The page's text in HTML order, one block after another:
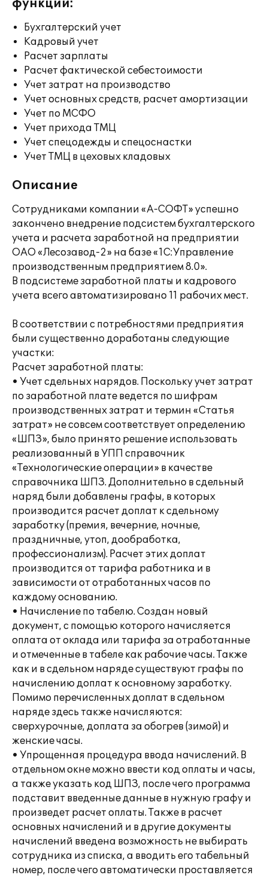
функции:
Бухгалтерский учет
Кадровый учет
Расчет зарплаты
Расчет фактической себестоимости
Учет затрат на производство
Учет основных средств, расчет амортизации
Учет по МСФО
Учет прихода ТМЦ
Учет спецодежды и спецоснастки
Учет ТМЦ в цеховых кладовых
Описание
Сотрудниками компании «А-СОФТ» успешно
закончено внедрение подсистем бухгалтерского
учета и расчета заработной на предприятии
ОАО «Лесозавод-2» на базе «1С:Управление
производственным предприятием 8.0».
В подсистеме заработной платы и кадрового
учета всего автоматизировано 11 рабочих мест.
В соответствии с потребностями предприятия
были существенно доработаны следующие
участки:
Расчет заработной платы:
• Учет сдельных нарядов. Поскольку учет затрат
по заработной плате ведется по шифрам
производственных затрат и термин «Статья
затрат» не совсем соответствует определению
«ШПЗ», было принято решение использовать
реализованный в УПП справочник
«Технологические операции» в качестве
справочника ШПЗ. Дополнительно в сдельный
наряд были добавлены графы, в которых
производится расчет доплат к сдельному
заработку (премия, вечерние, ночные,
праздничные, утоп, дообработка,
профессионализм). Расчет этих доплат
производится от тарифа работника и в
зависимости от отработанных часов по
каждому основанию.
• Начисление по табелю. Создан новый
документ, с помощью которого начисляется
оплата от оклада или тарифа за отработанные
и отмеченные в табеле как рабочие часы. Также
как и в сдельном наряде существуют графы по
начислению доплат к основному заработку.
Помимо перечисленных доплат в сдельном
наряде здесь также начисляются:
сверхурочные, доплата за обогрев (зимой) и
женские часы.
• Упрощенная процедура ввода начислений. В
отдельном окне можно ввести код оплаты и часы,
а также указать код ШПЗ, после чего программа
подставит введенные данные в нужную графу и
произведет расчет оплаты. Также в расчет
основных начислений и в другие документы
начислений введена возможность не выбирать
сотрудника из списка, а вводить его табельный
номер, после чего автоматически проставляется